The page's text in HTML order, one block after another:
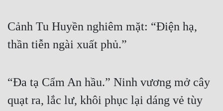
Cảnh Tu Huyền nghiêm mặt: “Điện hạ,
thần tiễn ngài xuất phủ.”
“Đa tạ Cẩm An hầu.” Ninh vương mở cây
quạt ra, lắc lư, khôi phục lại dáng vẻ tùy